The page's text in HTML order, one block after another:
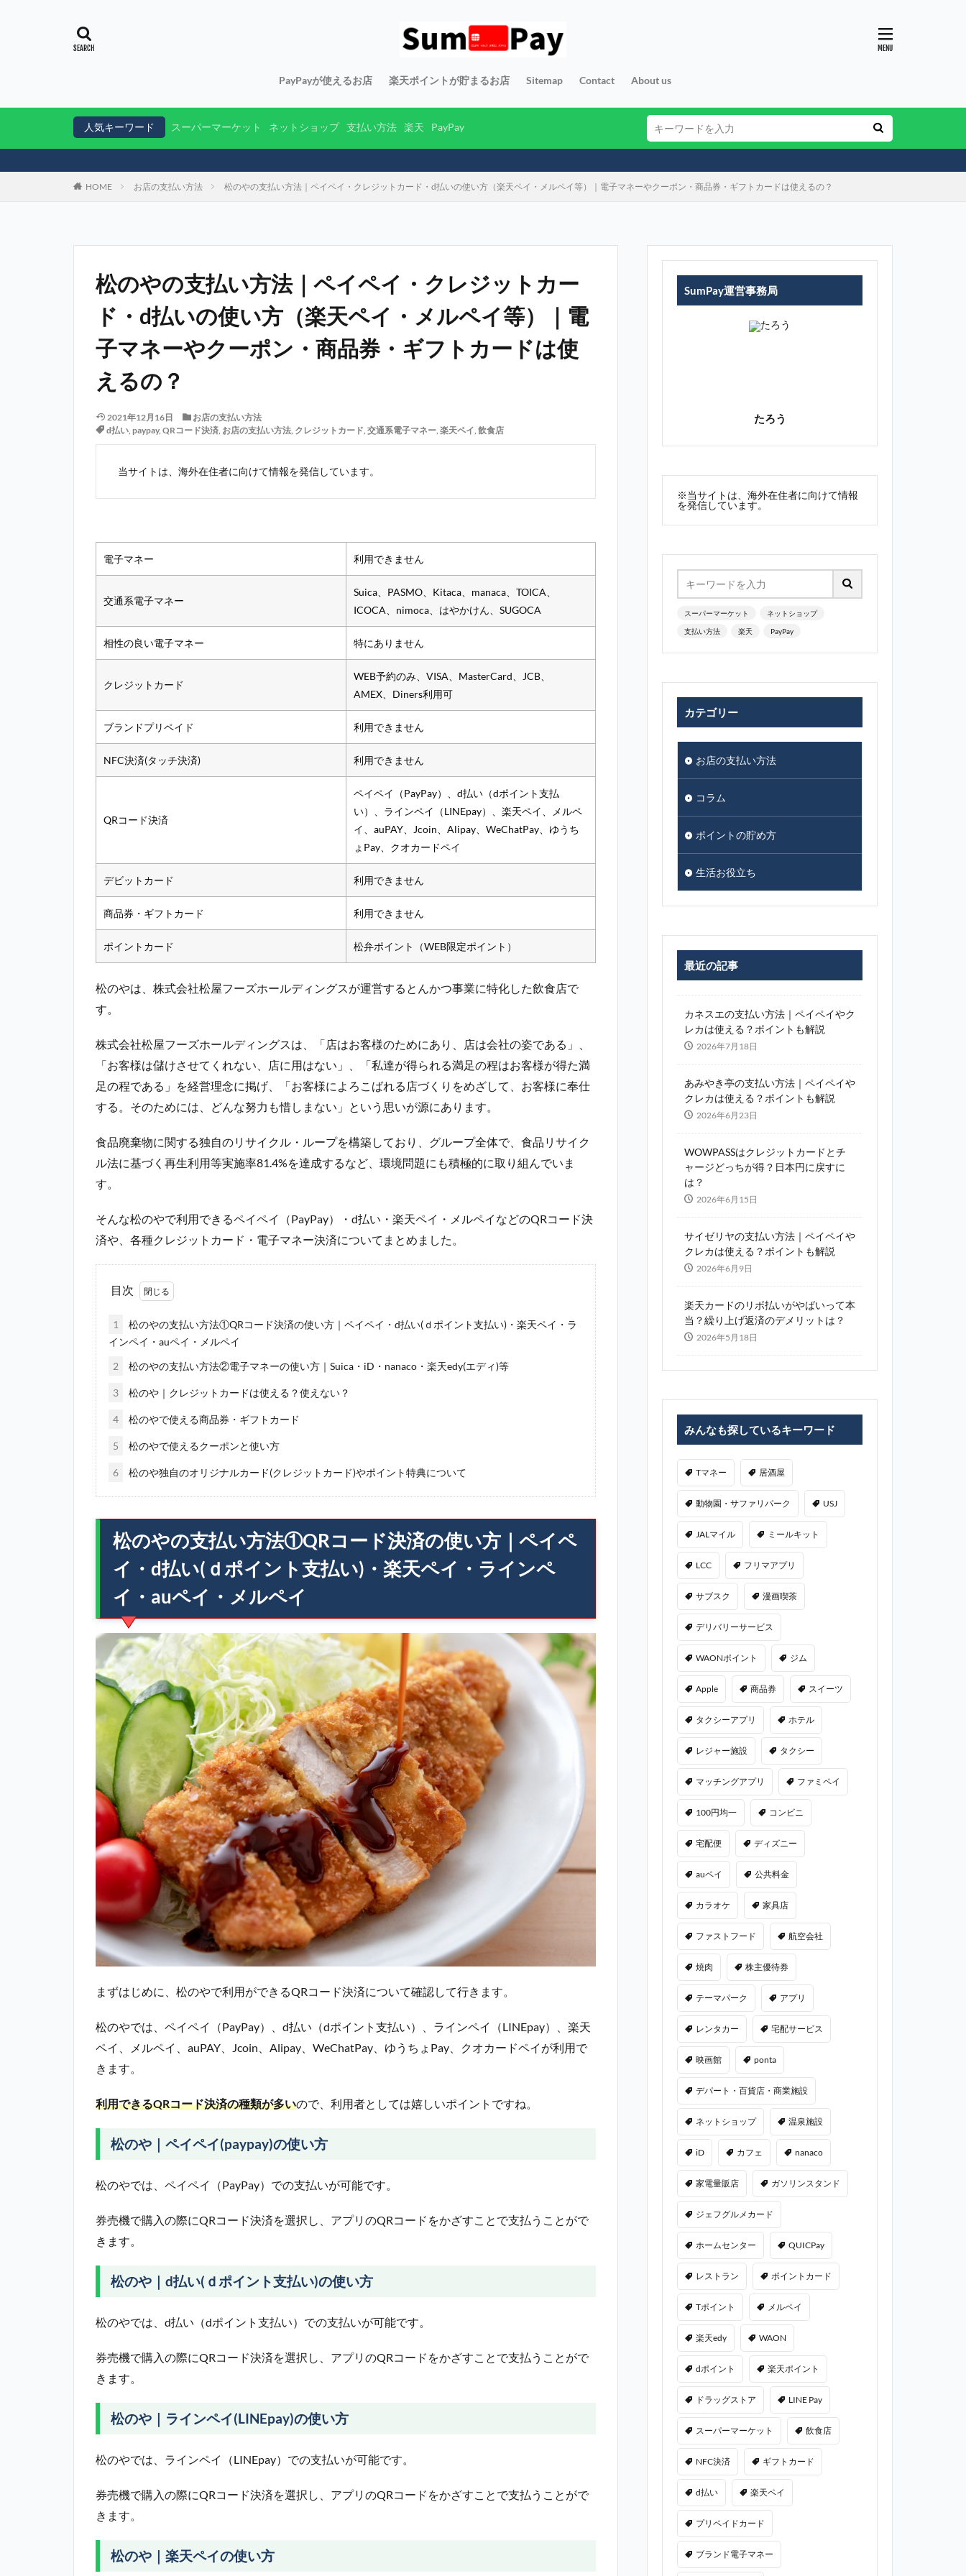
PayPayが使えるお店 楽天ポイントが貯まるお店 Sitemap Contact About us
人気キーワード スーパーマーケット ネットショップ 支払い方法 楽天 PayPay
HOME お店の支払い方法 松のやの支払い方法｜ペイペイ・クレジットカード・d払いの使い方（楽天ペイ・メルペイ等）｜電子マネーやクーポン・商品券・ギフトカードは使えるの？
松のやの支払い方法｜ペイペイ・クレジットカー
ド・d払いの使い方（楽天ペイ・メルペイ等）｜電
子マネーやクーポン・商品券・ギフトカードは使
えるの？
2021年12月16日
お店の支払い方法
d払い, paypay, QRコード決済, お店の支払い方法, クレジットカード, 交通系電子マネー, 楽天ペイ, 飲食店
当サイトは、海外在住者に向けて情報を発信しています。
電子マネー 利用できません
交通系電子マネー
Suica、PASMO、Kitaca、manaca、TOICA、
ICOCA、nimoca、はやかけん、SUGOCA
相性の良い電子マネー 特にありません
クレジットカード
WEB予約のみ、VISA、MasterCard、JCB、
AMEX、Diners利用可
ブランドプリペイド 利用できません
NFC決済(タッチ決済) 利用できません
QRコード決済
ペイペイ（PayPay）、d払い（dポイント支払
い）、ラインペイ（LINEpay）、楽天ペイ、メルペ
イ、auPAY、Jcoin、Alipay、WeChatPay、ゆうち
ょPay、クオカードペイ
デビットカード 利用できません
商品券・ギフトカード 利用できません
ポイントカード 松弁ポイント（WEB限定ポイント）
松のやは、株式会社松屋フーズホールディングスが運営するとんかつ事業に特化した飲食店で
す。
株式会社松屋フーズホールディングスは、「店はお客様のためにあり、店は会社の姿である」、
「お客様は儲けさせてくれない、店に用はない」、「私達が得られる満足の程はお客様が得た満
足の程である」を経営理念に掲げ、「お客様によろこばれる店づくりをめざして、お客様に奉仕
する。そのためには、どんな努力も惜しまない」という思いが源にあります。
食品廃棄物に関する独自のリサイクル・ループを構築しており、グループ全体で、食品リサイク
ル法に基づく再生利用等実施率81.4%を達成するなど、環境問題にも積極的に取り組んでいま
す。
そんな松のやで利用できるペイペイ（PayPay）・d払い・楽天ペイ・メルペイなどのQRコード決
済や、各種クレジットカード・電子マネー決済についてまとめました。
目次
1
松のやの支払い方法①QRコード決済の使い方｜ペイペイ・d払い(ｄポイント支払い)・楽天ペイ・ラ
インペイ・auペイ・メルペイ
2
松のやの支払い方法②電子マネーの使い方｜Suica・iD・nanaco・楽天edy(エディ)等
3 松のや｜クレジットカードは使える？使えない？
4 松のやで使える商品券・ギフトカード
5 松のやで使えるクーポンと使い方
6 松のや独自のオリジナルカード(クレジットカード)やポイント特典について
松のやの支払い方法①QRコード決済の使い方｜ペイペ
イ・d払い(ｄポイント支払い)・楽天ペイ・ラインペ
イ・auペイ・メルペイ
まずはじめに、松のやで利用ができるQRコード決済について確認して行きます。
松のやでは、ペイペイ（PayPay）、d払い（dポイント支払い）、ラインペイ（LINEpay）、楽天
ペイ、メルペイ、auPAY、Jcoin、Alipay、WeChatPay、ゆうちょPay、クオカードペイが利用で
きます。
利用できるQRコード決済の種類が多いので、利用者としては嬉しいポイントですね。
松のや｜ペイペイ(paypay)の使い方
松のやでは、ペイペイ（PayPay）での支払いが可能です。
券売機で購入の際にQRコード決済を選択し、アプリのQRコードをかざすことで支払うことがで
きます。
松のや｜d払い(ｄポイント支払い)の使い方
松のやでは、d払い（dポイント支払い）での支払いが可能です。
券売機で購入の際にQRコード決済を選択し、アプリのQRコードをかざすことで支払うことがで
きます。
松のや｜ラインペイ(LINEpay)の使い方
松のやでは、ラインペイ（LINEpay）での支払いが可能です。
券売機で購入の際にQRコード決済を選択し、アプリのQRコードをかざすことで支払うことがで
きます。
松のや｜楽天ペイの使い方
SumPay運営事務局
たろう
※当サイトは、海外在住者に向けて情報
を発信しています。
スーパーマーケット ネットショップ
支払い方法 楽天 PayPay
カテゴリー
お店の支払い方法
コラム
ポイントの貯め方
生活お役立ち
最近の記事
カネスエの支払い方法｜ペイペイやク
レカは使える？ポイントも解説
2026年7月18日
あみやき亭の支払い方法｜ペイペイや
クレカは使える？ポイントも解説
2026年6月23日
WOWPASSはクレジットカードとチ
ャージどっちが得？日本円に戻すに
は？
2026年6月15日
サイゼリヤの支払い方法｜ペイペイや
クレカは使える？ポイントも解説
2026年6月9日
楽天カードのリボ払いがやばいって本
当？繰り上げ返済のデメリットは？
2026年5月18日
みんなも探しているキーワード
Tマネー 居酒屋
動物園・サファリパーク USJ
JALマイル ミールキット
LCC フリマアプリ
サブスク 漫画喫茶
デリバリーサービス
WAONポイント ジム
Apple 商品券 スイーツ
タクシーアプリ ホテル
レジャー施設 タクシー
マッチングアプリ ファミペイ
100円均一 コンビニ
宅配便 ディズニー
auペイ 公共料金
カラオケ 家具店
ファストフード 航空会社
焼肉 株主優待券
テーマパーク アプリ
レンタカー 宅配サービス
映画館 ponta
デパート・百貨店・商業施設
ネットショップ 温泉施設
iD カフェ nanaco
家電量販店 ガソリンスタンド
ジェフグルメカード
ホームセンター QUICPay
レストラン ポイントカード
Tポイント メルペイ
楽天edy WAON
dポイント 楽天ポイント
ドラッグストア LINE Pay
スーパーマーケット 飲食店
NFC決済 ギフトカード
d払い 楽天ペイ
プリペイドカード
ブランド電子マネー